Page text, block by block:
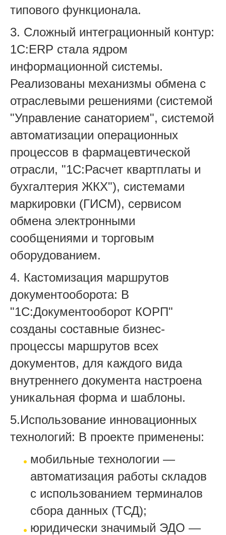
типового функционала.
3. Сложный интеграционный контур:
1С:ERP стала ядром
информационной системы.
Реализованы механизмы обмена с
отраслевыми решениями (системой
"Управление санаторием", системой
автоматизации операционных
процессов в фармацевтической
отрасли, "1С:Расчет квартплаты и
бухгалтерия ЖКХ"), системами
маркировки (ГИСМ), сервисом
обмена электронными
сообщениями и торговым
оборудованием.
4. Кастомизация маршрутов
документооборота: В
"1С:Документооборот КОРП"
созданы составные бизнес-
процессы маршрутов всех
документов, для каждого вида
внутреннего документа настроена
уникальная форма и шаблоны.
5.Использование инновационных
технологий: В проекте применены:
мобильные технологии —
автоматизация работы складов
с использованием терминалов
сбора данных (ТСД);
юридически значимый ЭДО —